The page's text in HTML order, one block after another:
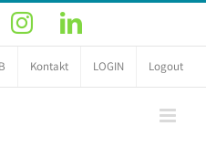
InstagramLinkedIn
Kontakt LOGIN Logout